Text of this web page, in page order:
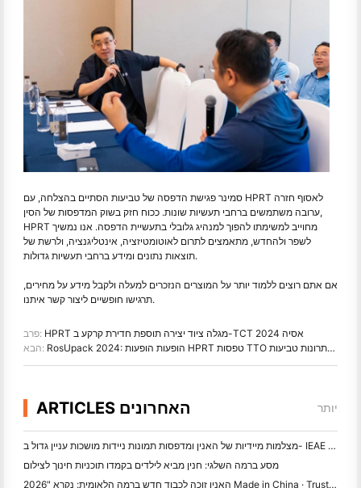
סמינר פגישת הדפסה של טביעות הסתיים בהצלחה, עם HPRT לאסוף חזרה
ערובה משתמשים ברחבי תעשיות שונות. ככוח חזק בשוק המדפסות של הסין,
HPRT מחוייב למשימתו להפוך למנהיג גלובלי בתעשיית הדפסה. אנו נמשיך
לשפר ולהחדש, מתאמצים לתרום לאוטומטיזציה, אינטליגנציה, ולרשת של
תוצאות נתונים ומידע ברחבי תעשיות גדולות.
אם אתם רוצים ללמוד יותר על המוצרים הנזכרים למעלה ולקבל מידע על מחירים,
תרגישו חופשיים ליצור קשר איתנו.
פרב:
HPRT מגלה ציוד יצירה תוספת חדירת קרקע ב-TCT אסיה 2024
הבא:
RosUpack 2024: הופעות הופעות HPRT טפסות TTO בצד חיתוך ופתרונות טביעות
ARTICLES האחרונים יותר
מצלמות מיידיות של האנין ומדפסות תמונות ניידות מושכות עניין גדול ב- IEAE שנז'ן 2026
מסע ברמה השלגי: חנין מביא לילדים בקמדו תוכניות חינוך לצילום
האנין זוכה לכבוד חדש ברמה הלאומית: נקרא "2026 Made in China · Trusted Brand by Consumers"